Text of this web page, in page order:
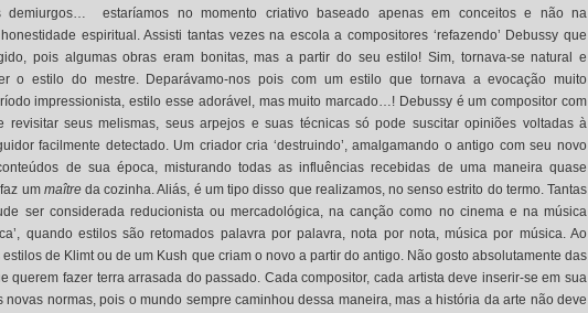
estaríamos no momento criativo baseado apenas em conceitos e não na
espiritual. Assisti tantas vezes na escola a compositores ‘refazendo’ Debussy que
pois algumas obras eram bonitas, mas a partir do seu estilo! Sim, tornava-se natural e
o estilo do mestre. Deparávamo-nos pois com um estilo que tornava a evocação muito
impressionista, estilo esse adorável, mas muito marcado…! Debussy é um compositor com
revisitar seus melismas, seus arpejos e suas técnicas só pode suscitar opiniões voltadas à
facilmente detectado. Um criador cria ‘destruindo’, amalgamando o antigo com seu novo
de sua época, misturando todas as influências recebidas de uma maneira quase
um maîtreda cozinha. Aliás, é um tipo disso que realizamos, no senso estrito do termo. Tantas
ser considerada reducionista ou mercadológica, na canção como no cinema e na música
quando estilos são retomados palavra por palavra, nota por nota, música por música. Ao
de Klimt ou de um Kush que criam o novo a partir do antigo. Não gosto absolutamente das
querem fazer terra arrasada do passado. Cada compositor, cada artista deve inserir-se em sua
novas normas, pois o mundo sempre caminhou dessa maneira, mas a história da arte não deve